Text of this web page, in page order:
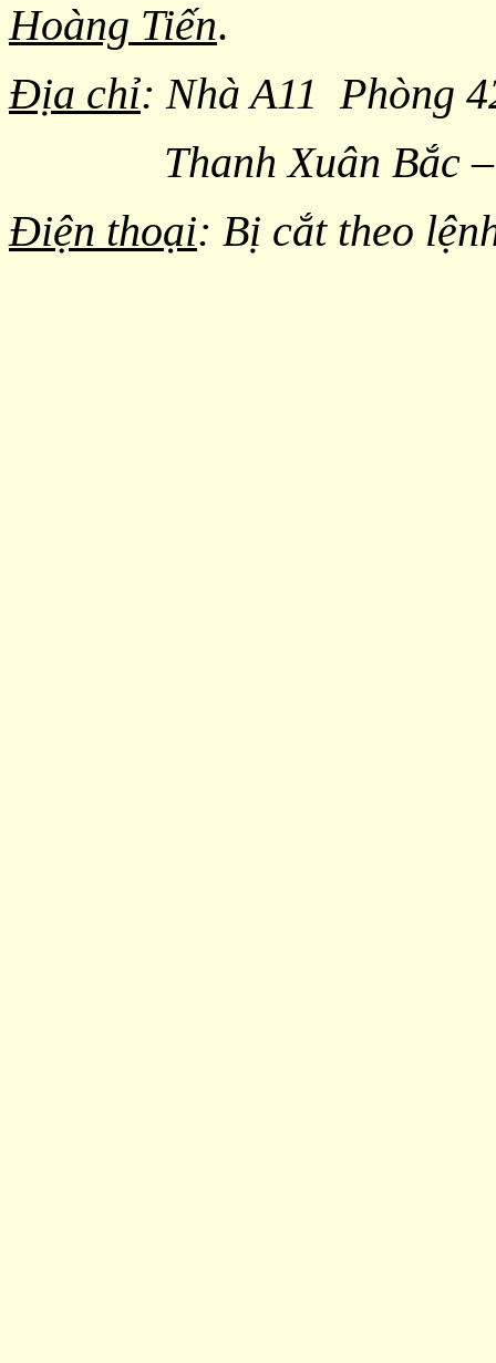
Hoàng Tiến.
Địa chỉ: Nhà A11 Phòng
Thanh Xuân Bắc –
Điện thoại: Bị cắt theo